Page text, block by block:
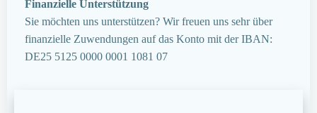
Finanzielle Unterstützung
Sie möchten uns unterstützen? Wir freuen uns sehr über
finanzielle Zuwendungen auf das Konto mit der IBAN:
DE25 5125 0000 0001 1081 07